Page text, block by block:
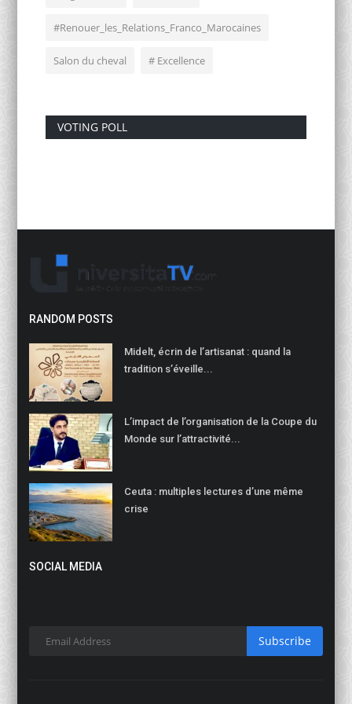
#Renouer_les_Relations_Franco_Marocaines
Salon du cheval # Excellence
VOTING POLL
RANDOM POSTS
Midelt, écrin de l’artisanat : quand la
tradition s’éveille...
L’impact de l’organisation de la Coupe du
Monde sur l’attractivité...
Ceuta : multiples lectures d’une même
crise
SOCIAL MEDIA
Subscribe